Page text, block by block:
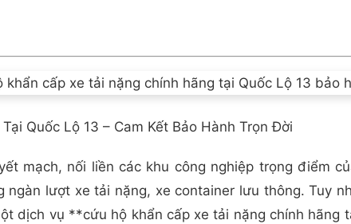
Quốc Lộ 13 – Cam Kết Bảo Hành Trọn Đời
mạch, nối liền các khu công nghiệp trọng điểm
ngàn lượt xe tải nặng, xe container lưu thông. Tuy
dịch vụ **cứu hộ khẩn cấp xe tải nặng chính hãng